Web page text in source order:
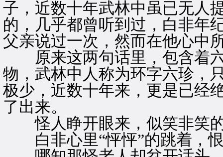
子，近数十年武林中虽已无人
的，几乎都曾听到过，白非年
父亲说过一次，然而在他心中
原来这两句话里，包含着六
物，武林中人称为环字六珍，
极少，近数十年来，更是已经
了出来。
怪人睁开眼来，似笑非笑
白非心里“怦怦”的跳着，恨